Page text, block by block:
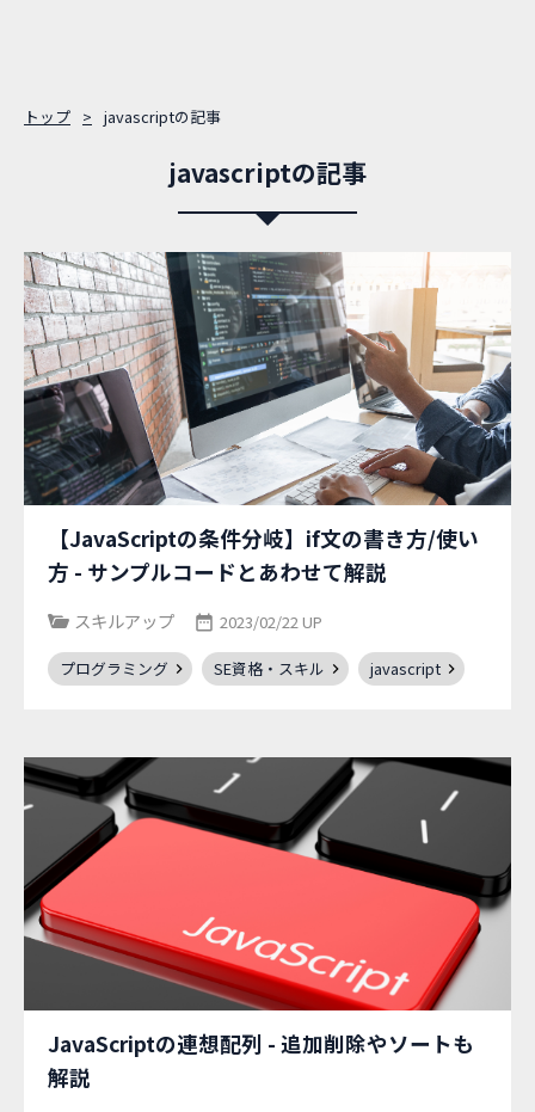
トップ javascriptの記事
javascriptの記事
【JavaScriptの条件分岐】if文の書き方/使い
方 - サンプルコードとあわせて解説
スキルアップ 2023/02/22 UP
プログラミング SE資格・スキル javascript
JavaScriptの連想配列 - 追加削除やソートも
解説